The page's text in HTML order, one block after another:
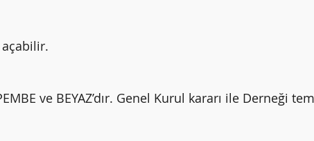
açabilir.
ve BEYAZ’dır. Genel Kurul kararı ile Derneği